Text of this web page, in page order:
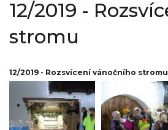
12/2019 -
stromu
12/2019 - Rozsvícení vánočního stromu